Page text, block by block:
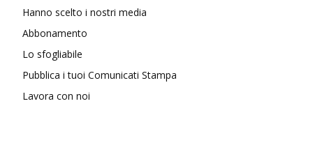
Hanno scelto i nostri media
Abbonamento
Lo sfogliabile
Pubblica i tuoi Comunicati Stampa
Lavora con noi